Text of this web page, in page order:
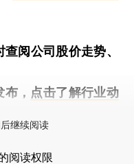
查阅公司股价走势、
， 点击了解行业动
继续阅读
阅读权限